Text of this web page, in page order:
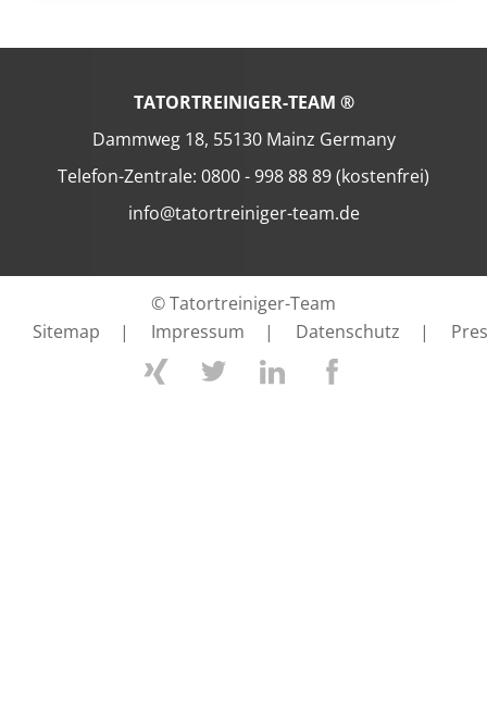
TATORTREINIGER-TEAM ®
Dammweg 18, 55130 Mainz Germany
Telefon-Zentrale: 0800 - 998 88 89 (kostenfrei)
info@tatortreiniger-team.de
© Tatortreiniger-Team
Sitemap
| Impressum | Datenschutz |